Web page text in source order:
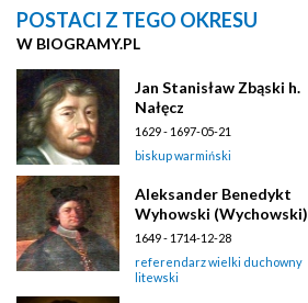
POSTACI Z TEGO OKRESU
W BIOGRAMY.PL
Jan Stanisław Zbąski h.
Nałęcz
1629 - 1697-05-21
biskup warmiński
Aleksander Benedykt
Wyhowski (Wychowski)
1649 - 1714-12-28
referendarz wielki duchowny
litewski